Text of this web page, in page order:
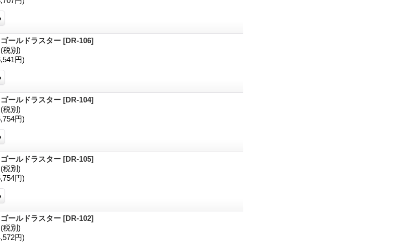
ールドラスター [DR-106]
(税別)
円)
ールドラスター [DR-104]
(税別)
円)
ールドラスター [DR-105]
(税別)
円)
ールドラスター [DR-102]
(税別)
円)